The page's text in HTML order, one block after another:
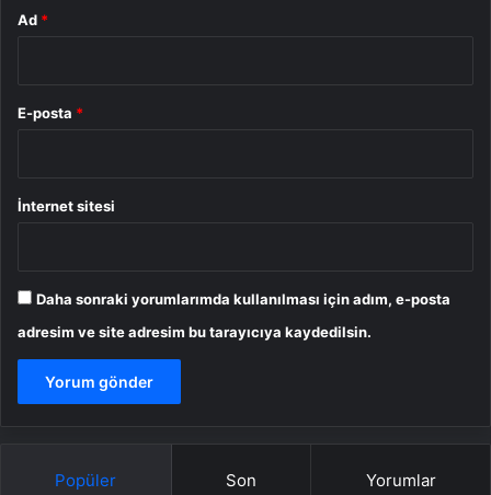
Ad *
E-posta *
İnternet sitesi
Daha sonraki yorumlarımda kullanılması için adım, e-posta
adresim ve site adresim bu tarayıcıya kaydedilsin.
Popüler Son Yorumlar